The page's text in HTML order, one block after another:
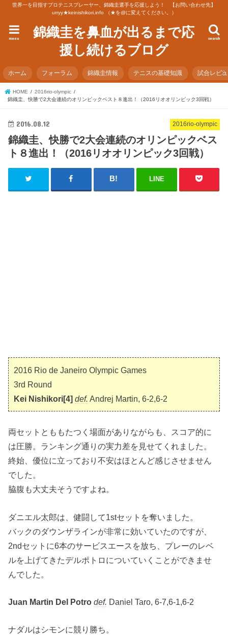
世界一を目指すプロテニスプレーヤー、錦織圭選手を応援しよう！ 【お問い合わせ先】
urryy★keinishikori.info （★を@に変えてください。）
錦織圭を鼻血が出るまで応
援し続けるブログ
search
menu
ホーム フォーラム 錦織圭情報 テニスの基礎知識 試合レビ
HOME
2016rio-olympic
錦織圭、快勝で2大会連続のオリンピックベスト８進出！（2016リオオリンピック3回戦）
2016rio-olympic
2016.08.12
錦織圭、快勝で2大会連続のオリンピックベス
ト８進出！（2016リオオリンピック3回戦）
LINE
2016 Rio de Janeiro Olympic Games
3rd Round
Kei Nishikori[4] def. Andrej Martin, 6-2,6-2
両セットとももたつく場面がありながらも、スコア的に
は圧勝。ランキング通りの実力差を見せてくれました。
終始、優位に立っており不安はほとんど感じさせません
でした。
脇腹も大丈夫そうですよね。
ダニエル太郎は、健闘して1stセットを奪いました。
バックのダウンザラインが非常に効いていたのですが、
2ndセットに6本のサービスエースを放ち、プレーのレベ
ルを上げてきたデルポトロについていくことができませ
んでした。
Juan Martin Del Potro def. Daniel Taro, 6-7,6-1,6-2
ナダルはシモンに競り勝ち。